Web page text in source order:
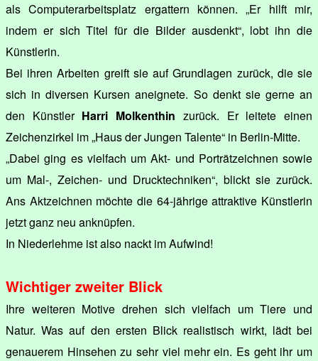
als Computerarbeitsplatz ergattern können. „Er hilft mir,
indem er sich Titel für die Bilder ausdenkt“, lobt ihn die
Künstlerin.
Bei ihren Arbeiten greift sie auf Grundlagen zurück, die sie
sich in diversen Kursen aneignete. So denkt sie gerne an
den Künstler Harri Molkenthin zurück. Er leitete einen
Zeichenzirkel im „Haus der Jungen Talente“ in Berlin-Mitte.
„Dabei ging es vielfach um Akt- und Porträtzeichnen sowie
um Mal-, Zeichen- und Drucktechniken“, blickt sie zurück.
Ans Aktzeichnen möchte die 64-jährige attraktive Künstlerin
jetzt ganz neu anknüpfen.
In Niederlehme ist also nackt im Aufwind!
Wichtiger zweiter Blick
Ihre weiteren Motive drehen sich vielfach um Tiere und
Natur. Was auf den ersten Blick realistisch wirkt, lädt bei
genauerem Hinsehen zu sehr viel mehr ein. Es geht ihr um